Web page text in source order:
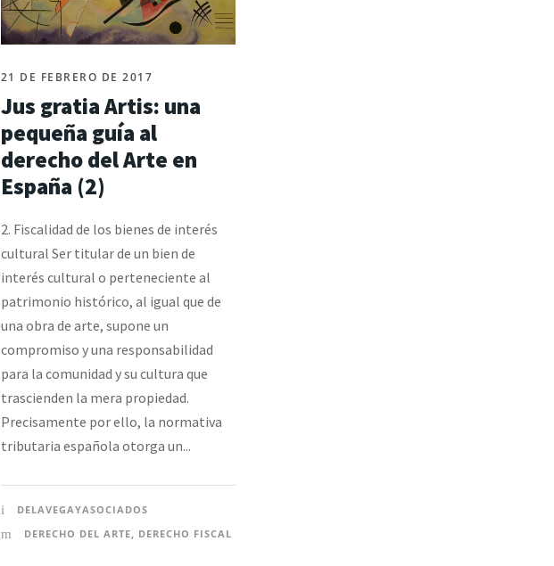
21 DE FEBRERO DE 2017
Jus gratia Artis: una
pequeña guía al
derecho del Arte en
España (2)
2. Fiscalidad de los bienes de interés
cultural Ser titular de un bien de
interés cultural o perteneciente al
patrimonio histórico, al igual que de
una obra de arte, supone un
compromiso y una responsabilidad
para la comunidad y su cultura que
trascienden la mera propiedad.
Precisamente por ello, la normativa
tributaria española otorga un...
DELAVEGAYASOCIADOS
DERECHO DEL ARTE
DERECHO FISCAL